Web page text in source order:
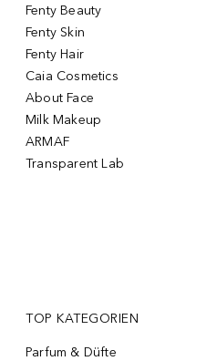
Fenty Beauty
Fenty Skin
Fenty Hair
Caia Cosmetics
About Face
Milk Makeup
ARMAF
Transparent Lab
TOP KATEGORIEN
Parfum & Düfte